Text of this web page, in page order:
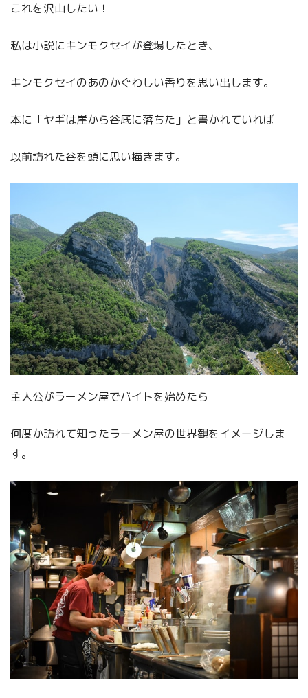
これを沢山したい！
私は小説にキンモクセイが登場したとき、
キンモクセイのあのかぐわしい香りを思い出します。
本に「ヤギは崖から谷底に落ちた」と書かれていれば
以前訪れた谷を頭に思い描きます。
主人公がラーメン屋でバイトを始めたら
何度か訪れて知ったラーメン屋の世界観をイメージしま
す。